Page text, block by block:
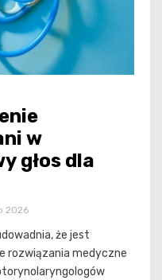
w
głos dla
2026
że jest
rozwiązania medyczne